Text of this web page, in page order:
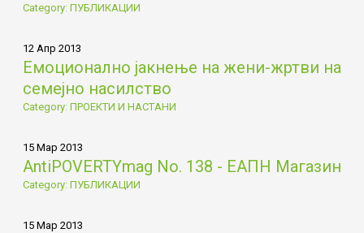
Category: ПУБЛИКАЦИИ
12 Апр 2013
Емоционално јакнење на жени-жртви на
семејно насилство
Category: ПРОЕКТИ И НАСТАНИ
15 Мар 2013
AntiPOVERTYmag No. 138 - ЕАПН Магазин
Category: ПУБЛИКАЦИИ
15 Мар 2013